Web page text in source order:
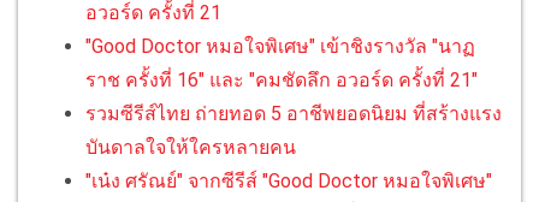
อวอร์ด ครั้งที่ 21
"Good Doctor หมอใจพิเศษ" เข้าชิงรางวัล "นาฏ
ราช ครั้งที่ 16" และ "คมชัดลึก อวอร์ด ครั้งที่ 21"
รวมซีรีส์ไทย ถ่ายทอด 5 อาชีพยอดนิยม ที่สร้างแรง
บันดาลใจให้ใครหลายคน
"เน๋ง ศรัณย์" จากซีรีส์ "Good Doctor หมอใจพิเศษ"